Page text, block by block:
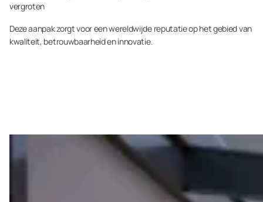
vergroten
Deze aanpak zorgt voor een wereldwijde reputatie op het gebied van
kwaliteit, betrouwbaarheid en innovatie.